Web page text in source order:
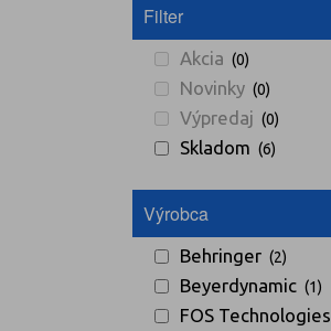
Filter
Akcia (0)
Novinky (0)
Výpredaj (0)
Skladom (6)
Výrobca
Behringer (2)
Beyerdynamic (1)
FOS Technologies